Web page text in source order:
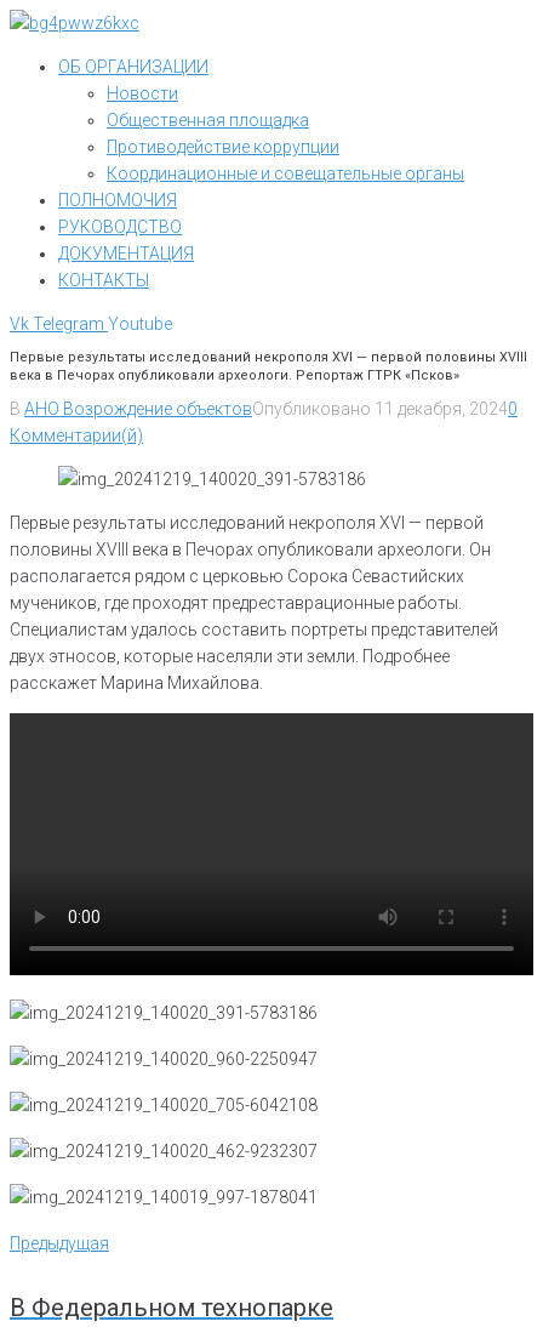
Перейти
контентуОБ ОРГАНИЗАЦИИ
Новости
Общественная площадка
Противодействие коррупции
Координационные и совещательные органы
ПОЛНОМОЧИЯ
РУКОВОДСТВО
ДОКУМЕНТАЦИЯ
КОНТАКТЫ
VkTelegram Youtube
Первые результаты исследований некрополя XVI — первой половины XVIII
века в Печорах опубликовали археологи. Репортаж ГТРК «Псков»
В АНО Возрождение объектовОпубликовано 11 декабря, 20240
Комментарии(й)
Первые результаты исследований некрополя XVI — первой
половины XVIII века в Печорах опубликовали археологи. Он
располагается рядом с церковью Сорока Севастийских
мучеников, где проходят предреставрационные работы.
Специалистам удалось составить портреты представителей
двух этносов, которые населяли эти земли. Подробнее
расскажет Марина Михайлова.
Навигация
по
Предыдущая
Предыдущая
В Федеральном технопарке